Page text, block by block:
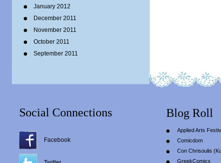
January 2012
December 2011
November 2011
October 2011
September 2011
Social Connections
Facebook
Blog Roll
Applied Arts
Comicdom
Con Chrisoulis
GreekComics